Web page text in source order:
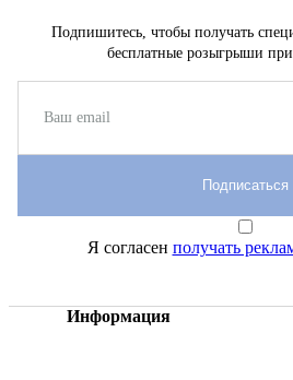
Информация
Подпишитесь, чтобы получать
бесплатные розыгрыши
Подписаться
Я согласен получать